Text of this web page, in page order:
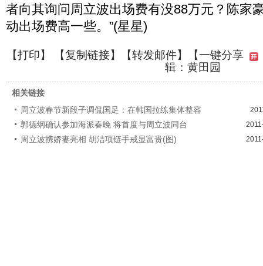
者向其询问周立波出场费有没88万元？陈家
动出场费高一些。”(星星)
【打印】 【复制链接】【转发邮件】
【一键分享
辑：黄田园
相关链接
周立波春节新段子调侃国足：在韩国拉练集体整容
郭德纲确认参加海派春晚 将首度与周立波同台
周立波携娇妻亮相 胡洁项链手戒显富贵(图)